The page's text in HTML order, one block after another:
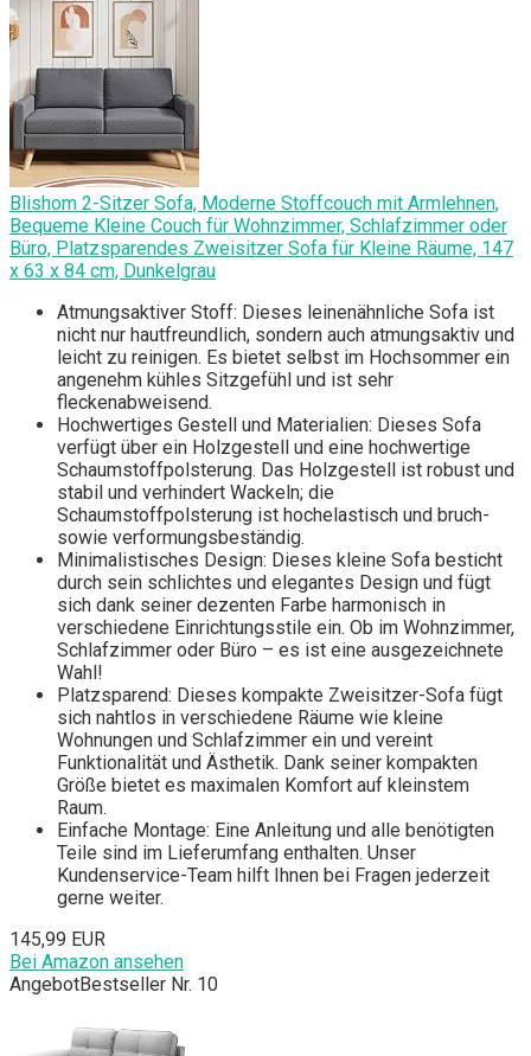
Blishom 2-Sitzer Sofa, Moderne Stoffcouch mit Armlehnen,
Bequeme Kleine Couch für Wohnzimmer, Schlafzimmer oder
Büro, Platzsparendes Zweisitzer Sofa für Kleine Räume, 147
x 63 x 84 cm, Dunkelgrau
Atmungsaktiver Stoff: Dieses leinenähnliche Sofa ist
nicht nur hautfreundlich, sondern auch atmungsaktiv und
leicht zu reinigen. Es bietet selbst im Hochsommer ein
angenehm kühles Sitzgefühl und ist sehr
fleckenabweisend.
Hochwertiges Gestell und Materialien: Dieses Sofa
verfügt über ein Holzgestell und eine hochwertige
Schaumstoffpolsterung. Das Holzgestell ist robust und
stabil und verhindert Wackeln; die
Schaumstoffpolsterung ist hochelastisch und bruch-
sowie verformungsbeständig.
Minimalistisches Design: Dieses kleine Sofa besticht
durch sein schlichtes und elegantes Design und fügt
sich dank seiner dezenten Farbe harmonisch in
verschiedene Einrichtungsstile ein. Ob im Wohnzimmer,
Schlafzimmer oder Büro – es ist eine ausgezeichnete
Wahl!
Platzsparend: Dieses kompakte Zweisitzer-Sofa fügt
sich nahtlos in verschiedene Räume wie kleine
Wohnungen und Schlafzimmer ein und vereint
Funktionalität und Ästhetik. Dank seiner kompakten
Größe bietet es maximalen Komfort auf kleinstem
Raum.
Einfache Montage: Eine Anleitung und alle benötigten
Teile sind im Lieferumfang enthalten. Unser
Kundenservice-Team hilft Ihnen bei Fragen jederzeit
gerne weiter.
145,99 EUR
Bei Amazon ansehen
AngebotBestseller Nr. 10